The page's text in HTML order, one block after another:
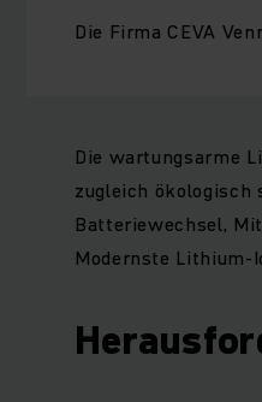
Die Firma CEVA
Die wartungsarme
zugleich
Batteriewechsel,
Modernste Lithium-